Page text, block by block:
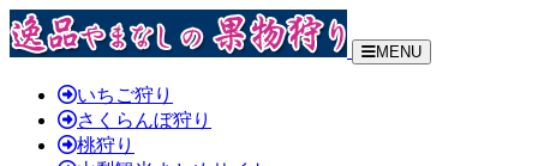
MENU
いちご狩り
さくらんぼ狩り
桃狩り